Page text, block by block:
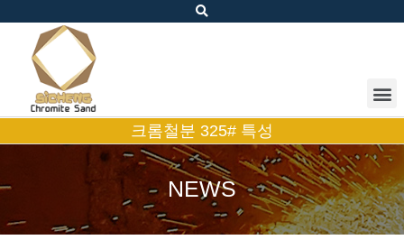
크롬철분 325# 특성
NEWS